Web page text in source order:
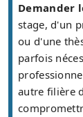
Demander
stage, d'un
ou d'une
parfois
autre filière